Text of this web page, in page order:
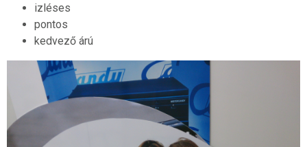
izléses
pontos
kedvező árú